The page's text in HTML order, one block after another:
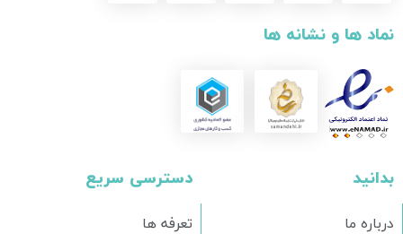
نماد ها و نشانه ها
دسترسی سریع
تعرفه ها
بدانید
درباره ما